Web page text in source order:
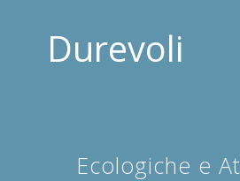
Decorato
Durevoli
Ecologiche e